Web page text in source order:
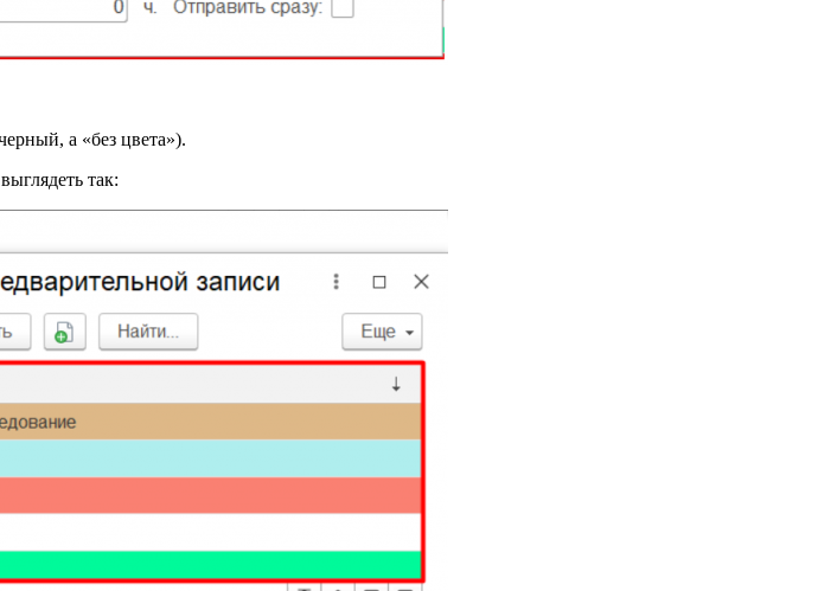
а «без цвета»).
так: